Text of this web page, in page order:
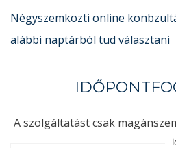
Négyszemközti online
alábbi naptárból tud választani
A szolgáltatást csak